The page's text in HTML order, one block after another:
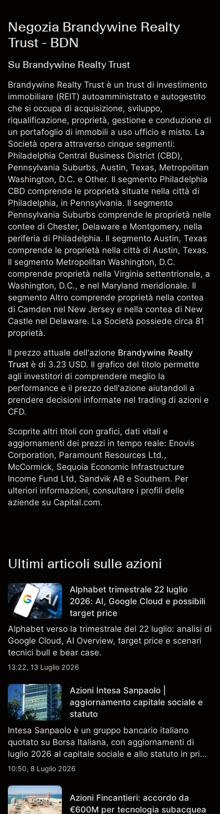
Negozia Brandywine Realty
Trust - BDN
Su Brandywine Realty Trust
Brandywine Realty Trust è un trust di investimento
immobiliare (REIT) autoamministrato e autogestito
che si occupa di acquisizione, sviluppo,
riqualificazione, proprietà, gestione e conduzione di
un portafoglio di immobili a uso ufficio e misto. La
Società opera attraverso cinque segmenti:
Philadelphia Central Business District (CBD),
Pennsylvania Suburbs, Austin, Texas, Metropolitan
Washington, D.C. e Other. Il segmento Philadelphia
CBD comprende le proprietà situate nella città di
Philadelphia, in Pennsylvania. Il segmento
Pennsylvania Suburbs comprende le proprietà nelle
contee di Chester, Delaware e Montgomery, nella
periferia di Philadelphia. Il segmento Austin, Texas
comprende le proprietà nella città di Austin, Texas.
Il segmento Metropolitan Washington, D.C.
comprende proprietà nella Virginia settentrionale, a
Washington, D.C., e nel Maryland meridionale. Il
segmento Altro comprende proprietà nella contea
di Camden nel New Jersey e nella contea di New
Castle nel Delaware. La Società possiede circa 81
proprietà.
Il prezzo attuale dell'azione Brandywine Realty
Trust è di 3.23 USD. Il grafico del titolo permette
agli investitori di comprendere meglio la
performance e il prezzo dell'azione aiutandoli a
prendere decisioni informate nel trading di azioni e
CFD.
Scoprite altri titoli con grafici, dati vitali e
aggiornamenti dei prezzi in tempo reale: Enovis
Corporation, Paramount Resources Ltd.,
McCormick, Sequoia Economic Infrastructure
Income Fund Ltd, Sandvik AB e Southern. Per
ulteriori informazioni, consultare i profili delle
aziende su Capital.com.
Ultimi articoli sulle azioni
Alphabet trimestrale 22 luglio
2026: AI, Google Cloud e possibili
target price
Alphabet verso la trimestrale del 22 luglio: analisi di
Google Cloud, AI Overview, target price e scenari
tecnici bull e bear case.
13:22, 13 Luglio 2026
Azioni Intesa Sanpaolo |
aggiornamento capitale sociale e
statuto
Intesa Sanpaolo è un gruppo bancario italiano
quotato su Borsa Italiana, con aggiornamenti di
luglio 2026 al capitale sociale e allo statuto in primo
piano. Esplora i target price ISP di terze parti e
un indicatore affidabile dei risultati futuri.
10:50, 8 Luglio 2026
Azioni Fincantieri: accordo da
€600M per tecnologia subacquea